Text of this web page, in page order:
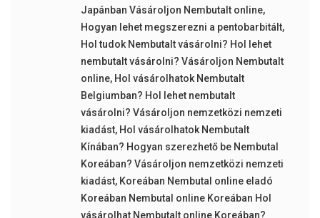
Japánban Vásároljon Nembutalt online,
Hogyan lehet megszerezni a pentobarbitált,
Hol tudok Nembutalt vásárolni? Hol lehet
nembutalt vásárolni? Vásároljon Nembutalt
online, Hol vásárolhatok Nembutalt
Belgiumban? Hol lehet nembutalt
vásárolni? Vásároljon nemzetközi nemzeti
kiadást, Hol vásárolhatok Nembutalt
Kínában? Hogyan szerezhető be Nembutal
Koreában? Vásároljon nemzetközi nemzeti
kiadást, Koreában Nembutal online eladó
Koreában Nembutal online Koreában Hol
vásárolhat Nembutalt online Koreában?